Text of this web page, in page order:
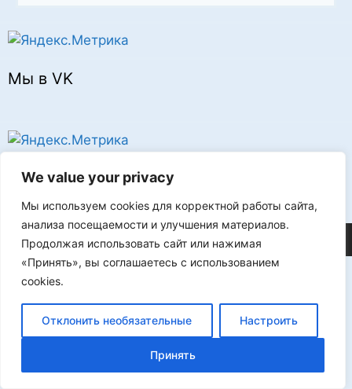
We value your privacy
Мы используем cookies для корректной работы сайта,
анализа посещаемости и улучшения материалов.
Продолжая использовать сайт или нажимая
«Принять», вы соглашаетесь с использованием
cookies.
Отклонить необязательные Настроить
Принять
Мы в VK
Реклама
©2026 FLProg